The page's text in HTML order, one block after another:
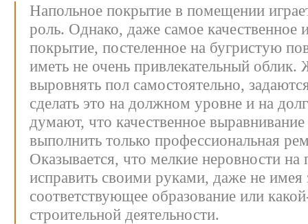
Напольное покрытие в помещении
роль. Однако, даже самое качественное
покрытие, постеленное на бугристую
иметь не очень привлекательный облик.
выровнять пол самостоятельно,
сделать это на должном уровне и на
думают, что качественное
выполнить только профессиональная
Оказывается, что мелкие неровности
исправить своими руками, даже не имея
соответствующее образование или
строительной деятельности.